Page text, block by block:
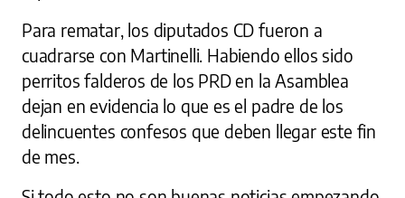
Para rematar, los diputados CD fueron a
cuadrarse con Martinelli. Habiendo ellos sido
perritos falderos de los PRD en la Asamblea
dejan en evidencia lo que es el padre de los
delincuentes confesos que deben llegar este fin
de mes.